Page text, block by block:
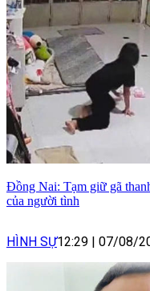
Đồng Nai: Tạm giữ gã
của người tình
HÌNH SỰ12:29 | 07/08/